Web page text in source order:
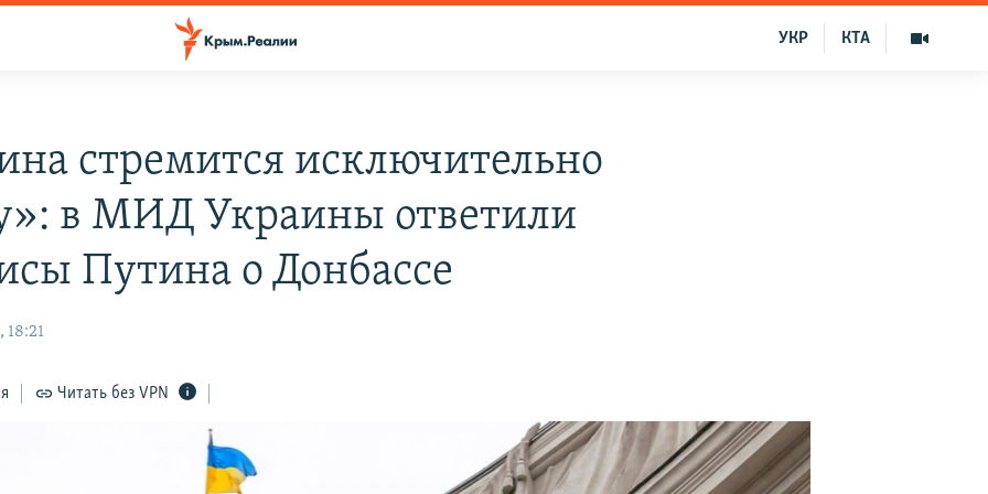
КТА
УКР
стремится исключительно
в МИД Украины ответили
Путина о Донбассе
18:21
Читать без VPN